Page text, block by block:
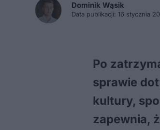
Dominik Wąsik
Data publikacji: 16 stycznia
Po
sprawie
kultury,
zapewnia,